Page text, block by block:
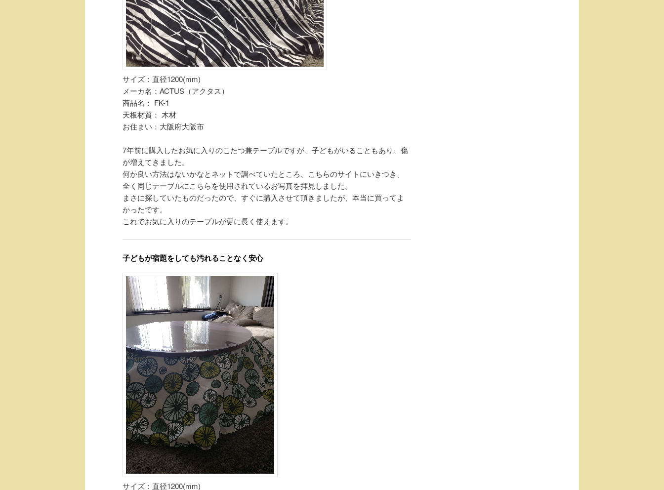
サイズ：直径1200(mm)
メーカ名：ACTUS（アクタス）
商品名： FK-1
天板材質： 木材
お住まい：大阪府大阪市
7年前に購入したお気に入りのこたつ兼テーブルですが、子どもがいることもあり、傷
が増えてきました。
何か良い方法はないかなとネットで調べていたところ、こちらのサイトにいきつき、
全く同じテーブルにこちらを使用されているお写真を拝見しました。
まさに探していたものだったので、すぐに購入させて頂きましたが、本当に買ってよ
かったです。
これでお気に入りのテーブルが更に長く使えます。
子どもが宿題をしても汚れることなく安心
サイズ：直径1200(mm)